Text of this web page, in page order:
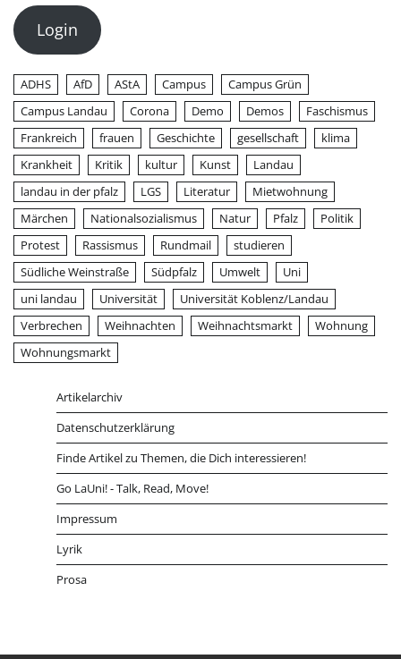
Login
ADHS AfD AStA Campus
Campus Grün
Campus Landau
Corona Demo Demos
Faschismus
Frankreich
frauen Geschichte gesellschaft
klima
Krankheit
Kritik kultur Kunst
Landau
landau in der pfalz
LGS Literatur
Mietwohnung
Märchen
Nationalsozialismus Natur Pfalz
Politik
Protest
Rassismus Rundmail
studieren
Südliche Weinstraße
Südpfalz Umwelt
Uni
uni landau
Universität
Universität Koblenz/Landau
Verbrechen
Weihnachten Weihnachtsmarkt
Wohnung
Wohnungsmarkt
Artikelarchiv
Datenschutzerklärung
Finde Artikel zu Themen, die Dich interessieren!
Go LaUni! - Talk, Read, Move!
Impressum
Lyrik
Prosa